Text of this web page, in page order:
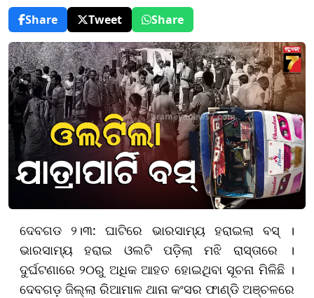
Share
Tweet Share
ଦେବଗଡ ୨।୩: ଘାଟିରେ ଭାରସାମ୍ୟ ହରାଇଲା ବସ୍ ।
ଭାରସାମ୍ୟ ହରାଇ ଓଲଟି ପଡ଼ିଲା ମଝି ରାସ୍ତାରେ ।
ଦୁର୍ଘଟଣାରେ ୨୦ରୁ ଅଧିକ ଆହତ ହୋଇଥିବା ସୂଚନା ମିଳିଛି ।
ଦେବଗଡ଼ ଜିଲ୍ଲା ରିଆମାଳ ଥାନା କଂସର ଫାଣ୍ଡି ଅଞ୍ଚଳରେ